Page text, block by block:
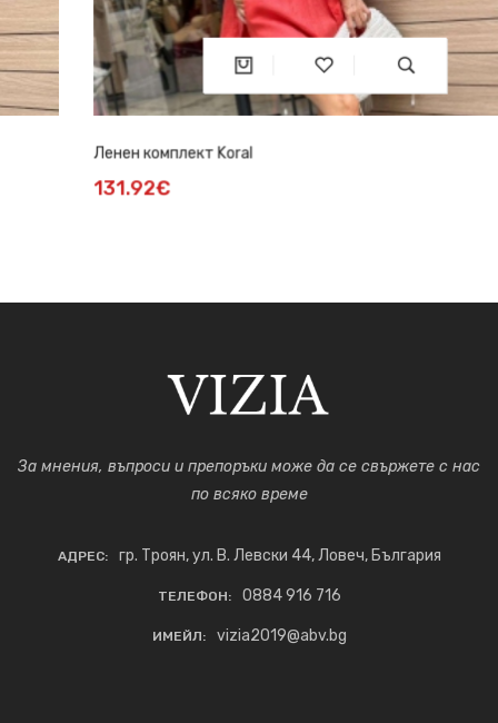
Ленен комплект Koral
За мнения, въпроси и препоръки може да се свържете с нас
по всяко време
АДРЕС: гр. Троян, ул. В. Левски 44, Ловеч, България
ТЕЛЕФОН: 0884 916 716
ИМЕЙЛ: vizia2019@abv.bg